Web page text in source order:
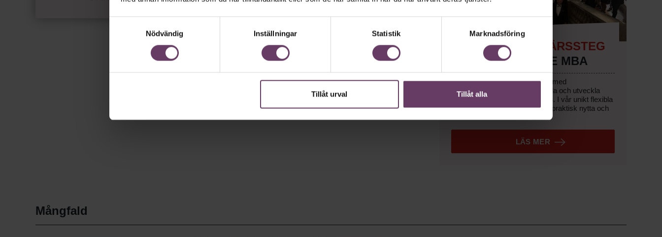
Nödvändig
Inställningar Statistik Marknadsföring
Tillåt urval Tillåt alla
TA NÄSTA KARRIÄRSSTEG
– MED EXECUTIVE MBA
Lyft lönsamheten och karriären med
etthelhetsperspektiv
på att leda och utveckla
verksamhet –
med affärsfokus. I vår unikt flexibla
Executive MBAfår du träning, praktisk nytta och
LÄS MER
Mångfald